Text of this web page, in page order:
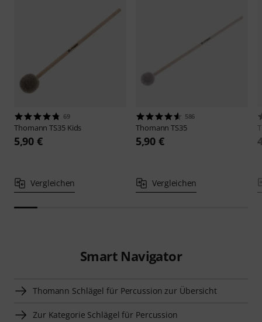
69
ThomannTS35 Kids
5,90 €
Vergleichen
586
ThomannTS35
5,90 €
Vergleichen
Smart Navigator
Thomann Schlägel für Percussion zur Übersicht
Zur Kategorie Schlägel für Percussion